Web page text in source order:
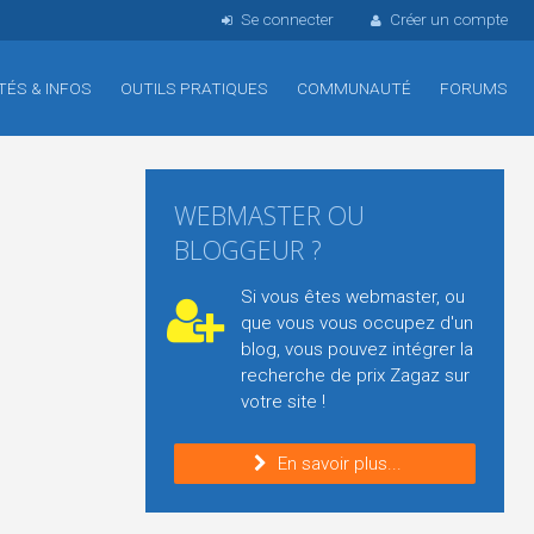
Se connecter Créer un compte
& INFOS OUTILS PRATIQUES COMMUNAUTÉ FORUMS
WEBMASTER OU
BLOGGEUR ?
Si vous êtes webmaster, ou
que vous vous occupez d'un
blog, vous pouvez intégrer la
recherche de prix Zagaz sur
votre site !
En savoir plus...